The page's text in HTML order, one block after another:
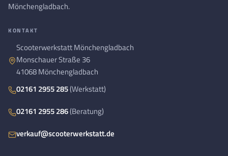
Mönchengladbach.
KONTAKT
Scooterwerkstatt Mönchengladbach
Monschauer Straße 36
41068 Mönchengladbach
02161 2955 285(Werkstatt)
02161 2955 286(Beratung)
verkauf@scooterwerkstatt.de